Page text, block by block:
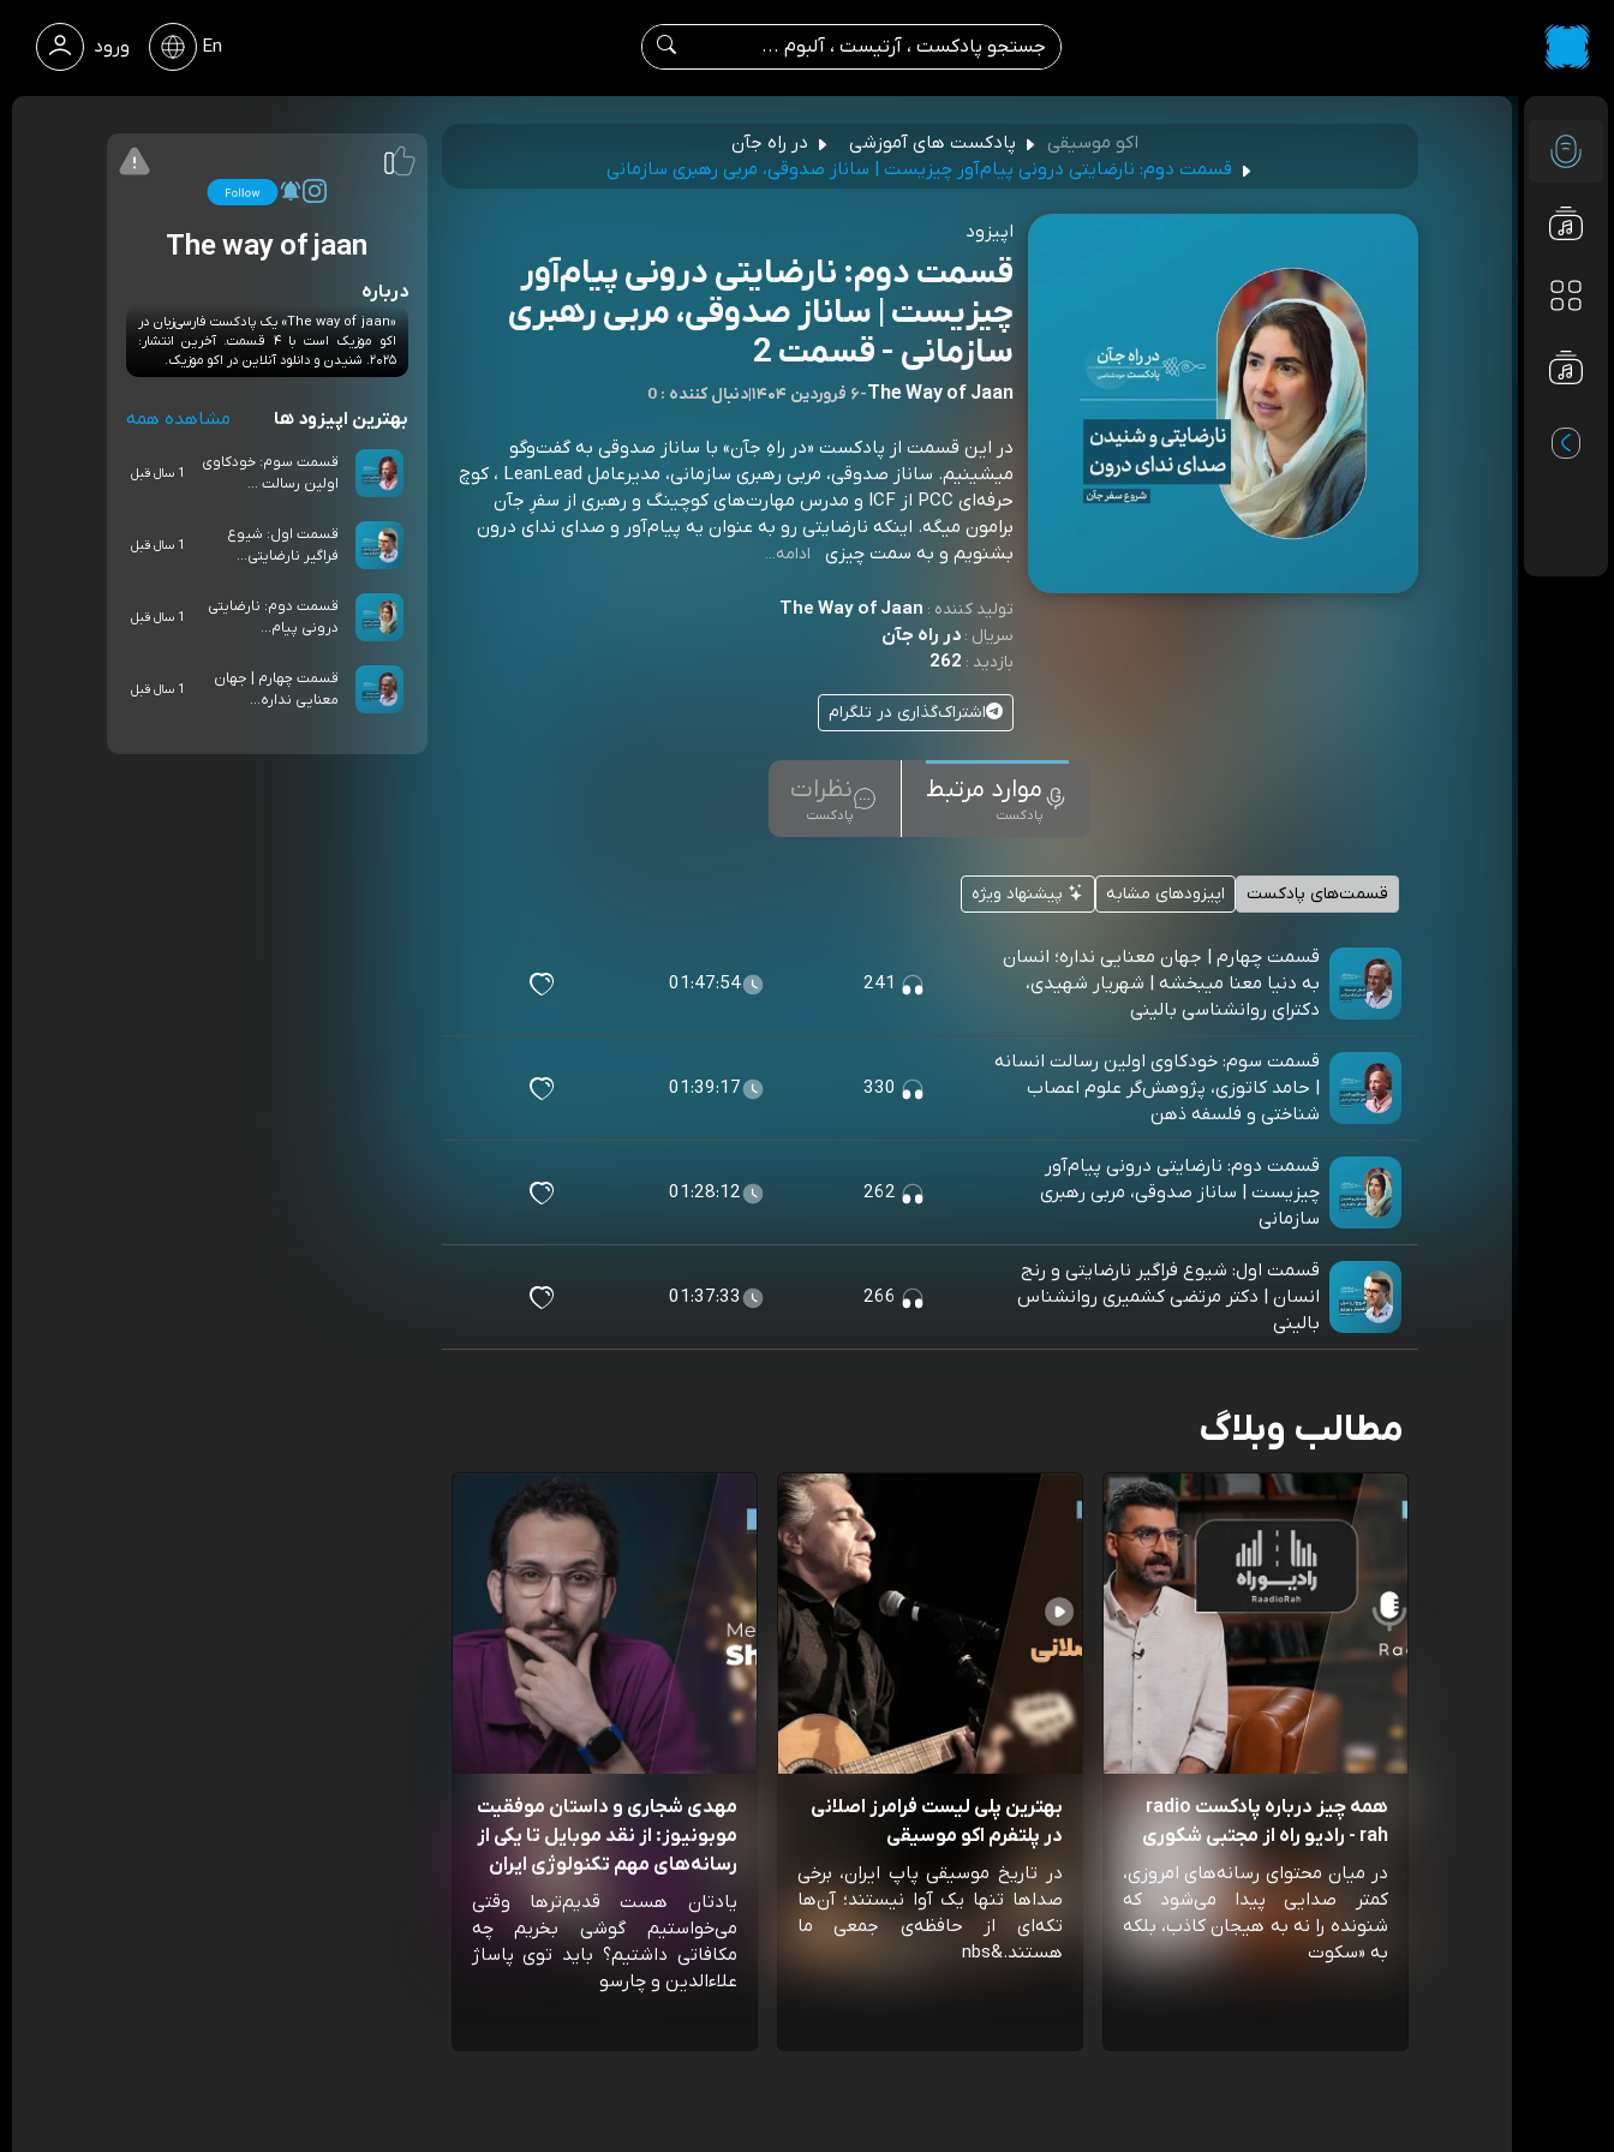
ورود En
اکو موسیقی پادکست های آموزشی
در راه جآن
قسمت دوم: نارضایتی درونی پیام‌آور چیزیست | ساناز صدوقی، مربی رهبری سازمانی
اپیزود
قسمت دوم: نارضایتی درونی پیام‌آور
چیزیست | ساناز صدوقی، مربی رهبری
سازمانی - قسمت 2
The Way of Jaan
-۶ فروردین ۱۴۰۴ |0 : دنبال کننده
در این قسمت از پادکست «در راهِ جآن» با ساناز صدوقی به گفت‌وگو
میشینیم. ساناز صدوقی، مربی رهبری سازمانی، مدیرعامل LeanLead ، کوچ
حرفه‌ای PCC از ICF و مدرس مهارت‌های کوچینگ و رهبری از سفرِ جآن
برامون میگه. اینکه نارضایتی رو به عنوان یه پیام‌آور و صدای ندای درون
بشنویم و به سمت چیزی
ادامه...
تولید کننده : The Way of Jaan
سریال :در راه جآن
بازدید : 262
اشتراک‌گذاری در تلگرام
موارد مرتبط
پادکست
نظرات
پادکست
قسمت‌های پادکست اپیزودهای مشابه پیشنهاد ویژه
قسمت چهارم | جهان معنایی نداره؛ انسان
به دنیا معنا میبخشه | شهریار شهیدی،
دکترای روانشناسی بالینی
01:47:54
قسمت سوم: خودکاوی اولین رسالت انسانه
| حامد کاتوزی، پژوهش‌گر علوم اعصاب
شناختی و فلسفه ذهن
01:39:17
قسمت دوم: نارضایتی درونی پیام‌آور
چیزیست | ساناز صدوقی، مربی رهبری
سازمانی
01:28:12
قسمت اول: شیوع فراگیر نارضایتی و رنج
انسان | دکتر مرتضی کشمیری روانشناس
بالینی
01:37:33
مطالب وبلاگ
همه چیز درباره پادکست radio
rah - رادیو راه از مجتبی شکوری
در میان محتوای رسانه‌های امروزی،
کمتر صدایی پیدا می‌شود که
شنونده را نه به هیجان کاذب، بلکه
به «سکوت
بهترین پلی لیست فرامرز اصلانی
در پلتفرم اکو موسیقی
در تاریخ موسیقی پاپ ایران، برخی
صداها تنها یک آوا نیستند؛ آن‌ها
تکه‌ای از حافظه‌ی جمعی ما
هستند.&nbs
مهدی شجاری و داستان موفقیت
موبونیوز: از نقد موبایل تا یکی از
رسانه‌‌های مهم تکنولوژی ایران
یادتان هست قدیم‌ترها وقتی
می‌خواستیم گوشی بخریم چه
مکافاتی داشتیم؟ باید توی پاساژ
علاءالدین و چارسو
The way of jaan
درباره
«The way of jaan» یک پادکست فارسی‌زبان در
اکو موزیک است با ۴ قسمت. آخرین انتشار:
۲۰۲۵. شنیدن و دانلود آنلاین در اکو موزیک.
بهترین اپیزود ها مشاهده همه
قسمت سوم: خودکاوی
اولین رسالت ...
1 سال قبل
قسمت اول: شیوع
فراگیر نارضایتی...
1 سال قبل
قسمت دوم: نارضایتی
درونی پیام‌...
1 سال قبل
قسمت چهارم | جهان
معنایی نداره...
1 سال قبل